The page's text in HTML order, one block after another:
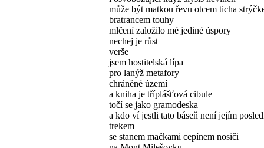
může být matkou řevu otcem ticha
bratrancem touhy
mlčení založilo mé jediné úspory
nechej je růst
verše
jsem hostitelská lípa
pro lanýž metafory
chráněné území
a kniha je tříplášťová cibule
točí se jako gramodeska
a kdo ví jestli tato báseň není jejím
trekem
se stanem mačkami cepínem nosiči